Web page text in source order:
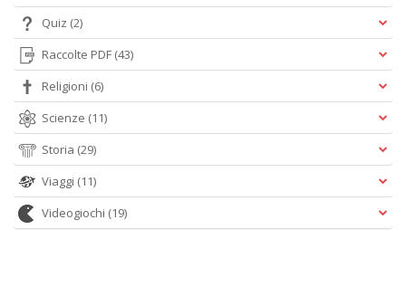
Quiz (2)
Raccolte PDF (43)
Religioni (6)
Scienze (11)
Storia (29)
Viaggi (11)
Videogiochi (19)